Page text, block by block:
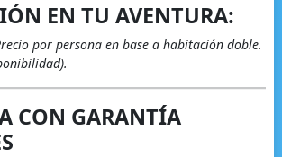
EN TU AVENTURA:
por persona en base a habitación doble.
CON GARANTÍA